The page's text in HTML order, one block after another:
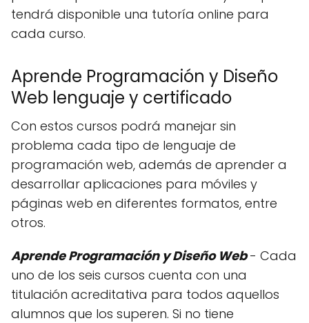
tendrá disponible una tutoría online para
cada curso.
Aprende Programación y Diseño
Web lenguaje y certificado
Con estos cursos podrá manejar sin
problema cada tipo de lenguaje de
programación web, además de aprender a
desarrollar aplicaciones para móviles y
páginas web en diferentes formatos, entre
otros.
Aprende Programación y Diseño Web - Cada
uno de los seis cursos cuenta con una
titulación acreditativa para todos aquellos
alumnos que los superen. Si no tiene